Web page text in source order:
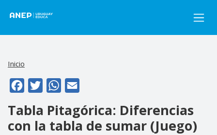
Inicio
FacebookTwitterWhatsApp
Tabla Pitagórica: Diferencias
con la tabla de sumar (Juego)